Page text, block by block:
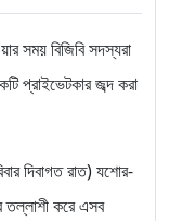
সময় বিজিবি সদস্যরা
প্রাইভেটকার জব্দ করা
দিবাগত রাত) যশোর-
তল্লাশী করে এসব